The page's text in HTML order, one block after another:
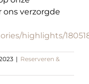
verzorgde
highlights/
| Reserveren &